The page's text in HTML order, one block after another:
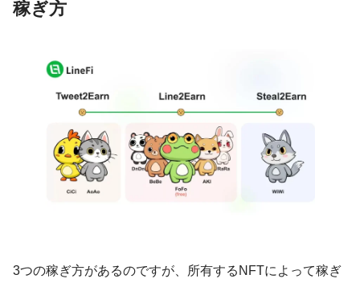
稼ぎ方
3つの稼ぎ方があるのですが、所有するNFTによって稼ぎ